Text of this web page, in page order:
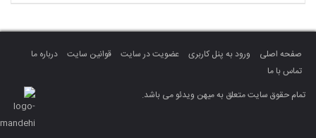
صفحه اصلی ورود به پنل کاربری عضویت در سایت قوانین سایت
درباره ما
تماس با ما
تمام حقوق سایت متعلق به میهن ویدئو می باشد.